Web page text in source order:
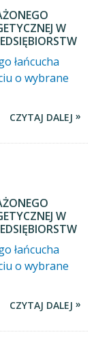
W
łańcucha
o wybrane
CZYTAJ DALEJ
W
łańcucha
o wybrane
CZYTAJ DALEJ